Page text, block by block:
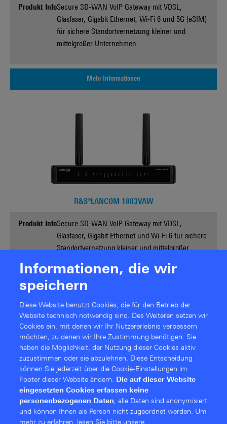
Produkt InfoSecure SD-WAN VoIP Gateway mit VDSL,
Glasfaser, Gigabit Ethernet, Wi-Fi 6 und 5G (eSIM)
für sichere Standort­vernetzung kleiner und
mittelgroßer Unternehmen
Mehr Informationen
R&S®LANCOM 1803VAW
Produkt InfoSecure SD-WAN VoIP Gateway mit VDSL,
Glasfaser, Gigabit Ethernet und Wi-Fi 6 für sichere
Standortvernetzung kleiner und mittelgroßer
R&S®LANCOM 1803VA-5G
Informationen, die wir
speichern
Diese Website benutzt Cookies, die für den Betrieb der
Website technisch notwendig sind. Des Weiteren setzen wir
Cookies ein, mit denen wir Ihr Nutzererlebnis verbessern
möchten, zu denen wir Ihre Zustimmung benötigen. Sie
haben die Möglichkeit, der Nutzung dieser Cookies aktiv
zuzustimmen oder sie abzulehnen. Diese Entschei­dung
können Sie jederzeit über die Cookie-Einstellungen im
Footer dieser Website ändern. Die auf dieser Website
eingesetzten Cookies erfassen keine
personenbezogenen Daten, alle Daten sind anonymisiert
und können Ihnen als Person nicht zugeordnet werden. Um